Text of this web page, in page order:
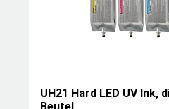
UH21 Hard LED UV Ink,